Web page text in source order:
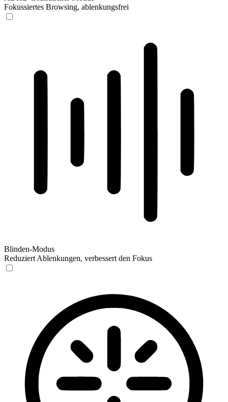
Fokussiertes Browsing, ablenkungsfrei
Blinden-Modus
Reduziert Ablenkungen, verbessert den Fokus